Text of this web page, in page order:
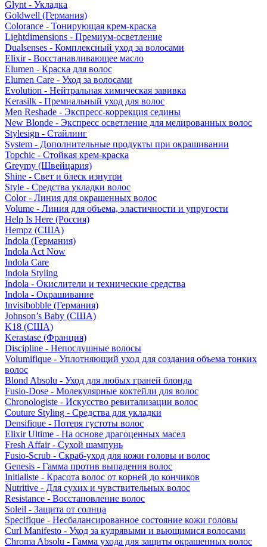
Glynt - Укладка
Goldwell (Германия)
Colorance - Тонирующая крем-краска
Lightdimensions - Премиум-осветление
Dualsenses - Комплексный уход за волосами
Elixir - Восстанавливающее масло
Elumen - Краска для волос
Elumen Care - Уход за волосами
Evolution - Нейтральная химическая завивка
Kerasilk - Премиальный уход для волос
Men Reshade - Экспресс-коррекция седины
New Blonde - Экспресс осветление для мелированных волос
Stylesign - Стайлинг
System - Дополнительные продукты при окрашивании
Topchic - Стойкая крем-краска
Greymy (Швейцария)
Shine - Свет и блеск изнутри
Style - Средства укладки волос
Color - Линия для окрашенных волос
Volume - Линия для объема, эластичности и упругости
Help Is Here (Россия)
Hempz (США)
Indola (Германия)
Indola Act Now
Indola Care
Indola Styling
Indola - Окислители и технические средства
Indola - Окрашивание
Invisibobble (Германия)
Johnson’s Baby (США)
K18 (США)
Kerastase (Франция)
Discipline - Непослушные волосы
Volumifique - Уплотняющий уход для создания объема тонких
волос
Blond Absolu - Уход для любых граней блонда
Fusio-Dose - Молекулярные коктейли для волос
Chronologiste - Искусство ревитализации волос
Couture Styling - Средства для укладки
Densifique - Потеря густоты волос
Elixir Ultime - На основе драгоценных масел
Fresh Affair - Сухой шампунь
Fusio-Scrub - Скраб-уход для кожи головы и волос
Genesis - Гамма против выпадения волос
Initialiste - Красота волос от корней до кончиков
Nutritive - Для сухих и чувствительных волос
Resistance - Восстановление волос
Soleil - Защита от солнца
Specifique - Несбалансированное состояние кожи головы
Curl Manifesto - Уход за кудрявыми и вьющимися волосами
Chroma Absolu - Гамма ухода для защиты окрашенных волос